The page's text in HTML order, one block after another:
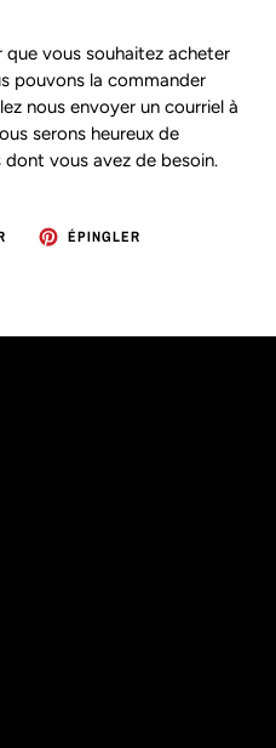
que vous souhaitez acheter
pouvons la commander
nous envoyer un courriel à
serons heureux de
vous avez de besoin.
TWEETERÉPINGLER